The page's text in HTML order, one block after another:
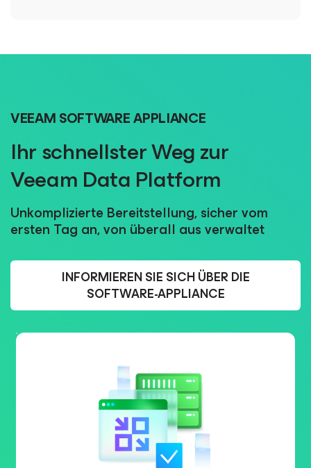
VEEAM SOFTWARE APPLIANCE
Ihr schnellster Weg zur
Veeam Data Platform
Unkomplizierte Bereitstellung, sicher vom
ersten Tag an, von überall aus verwaltet
INFORMIEREN SIE SICH ÜBER DIE
SOFTWARE-APPLIANCE